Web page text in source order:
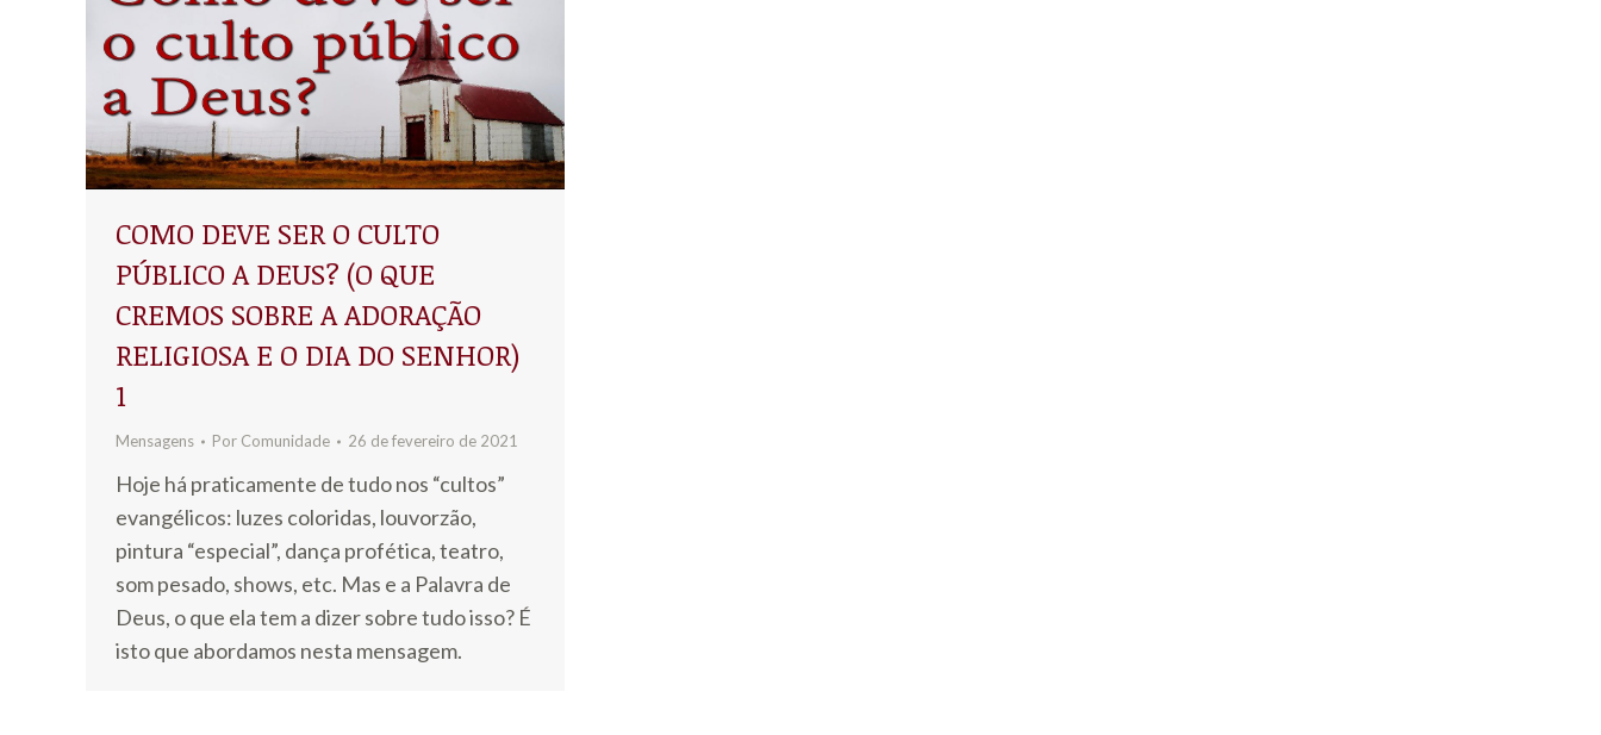
COMO DEVE SER O CULTO
PÚBLICO A DEUS? (O QUE
CREMOS SOBRE A ADORAÇÃO
RELIGIOSA E O DIA DO SENHOR)
1
Mensagens Por Comunidade 26 de fevereiro de 2021
Hoje há praticamente de tudo nos “cultos”
evangélicos: luzes coloridas, louvorzão,
pintura “especial”, dança profética, teatro,
som pesado, shows, etc. Mas e a Palavra de
Deus, o que ela tem a dizer sobre tudo isso? É
isto que abordamos nesta mensagem.